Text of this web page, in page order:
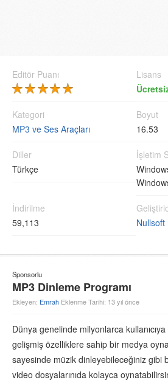
Editör Puanı
Lisans
Kategori
MP3 ve Ses Araçları
Boyut
16.53
Diller
Türkçe
İşletim
İndirilme
59,113
Nullsoft
Sponsorlu
MP3 Dinleme Programı
Ekleyen: Emrah Eklenme Tarihi: 13 yıl önce
Dünya genelinde milyonlarca
gelişmiş özelliklere sahip bir medya
sayesinde müzik dinleyebileceğiniz gibi
video dosyalarınıda kolayca